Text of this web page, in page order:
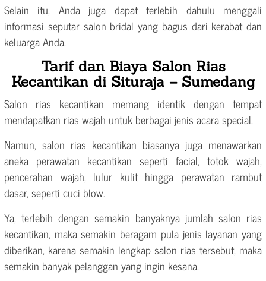
Selain itu, Anda juga dapat terlebih dahulu menggali
informasi seputar salon bridal yang bagus dari kerabat dan
keluarga Anda.
Tarif dan Biaya Salon Rias
Kecantikan di Situraja – Sumedang
Salon rias kecantikan memang identik dengan tempat
mendapatkan rias wajah untuk berbagai jenis acara special.
Namun, salon rias kecantikan biasanya juga menawarkan
aneka perawatan kecantikan seperti facial, totok wajah,
pencerahan wajah, lulur kulit hingga perawatan rambut
dasar, seperti cuci blow.
Ya, terlebih dengan semakin banyaknya jumlah salon rias
kecantikan, maka semakin beragam pula jenis layanan yang
diberikan, karena semakin lengkap salon rias tersebut, maka
semakin banyak pelanggan yang ingin kesana.